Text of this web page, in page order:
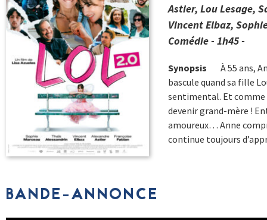
Astier, Lou Lesage,
Vincent Elbaz,
Comédie - 1h45 -
Synopsis
À 55 ans,
bascule quand sa fille
sentimental. Et comme
devenir grand-mère !
amoureux… Anne
continue toujours
BANDE-ANNONCE